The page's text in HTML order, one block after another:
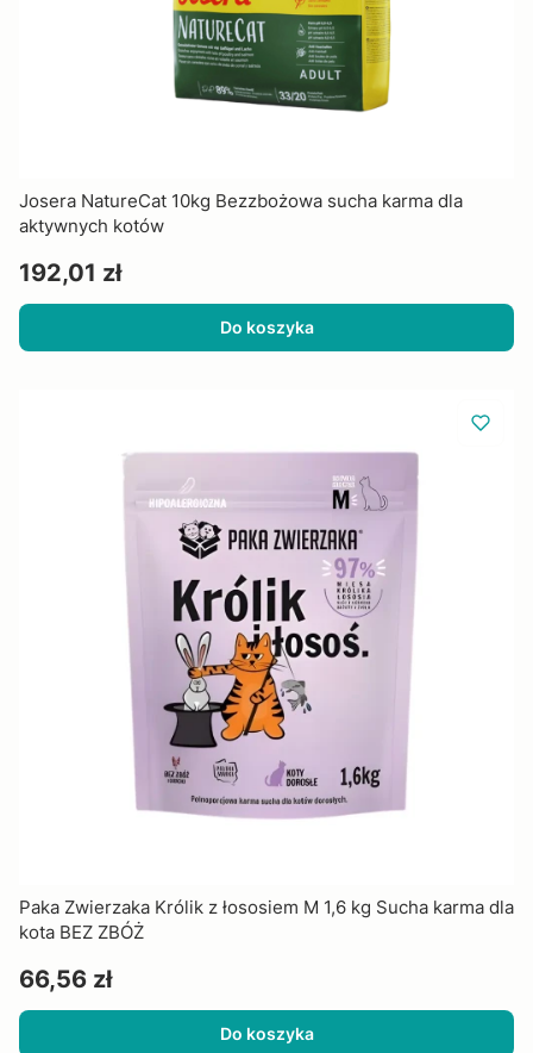
Josera NatureCat 10kg Bezzbożowa sucha karma dla
aktywnych kotów
Cena
192,01 zł
Do koszyka
Paka Zwierzaka Królik z łososiem M 1,6 kg Sucha karma dla
kota BEZ ZBÓŻ
Cena
66,56 zł
Do koszyka